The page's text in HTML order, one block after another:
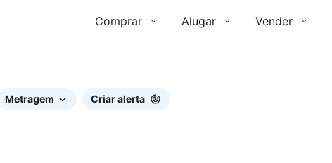
Comprar Alugar Vender
Metragem Criar alerta